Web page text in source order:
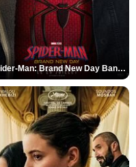
Spider-Man: Brand New Day Bande-annonce VO STFR